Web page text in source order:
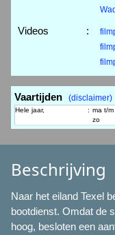
Videos :
Vaartijden (disclaimer)
Hele jaar, : ma t/m
zo
Beschrijving
Naar het eiland Texel
bootdienst. Omdat de
hoog, besloten een